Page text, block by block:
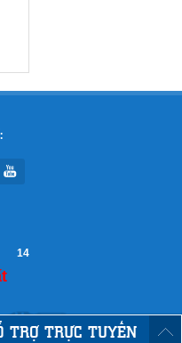
TRỢ TRỰC TUYẾN
14